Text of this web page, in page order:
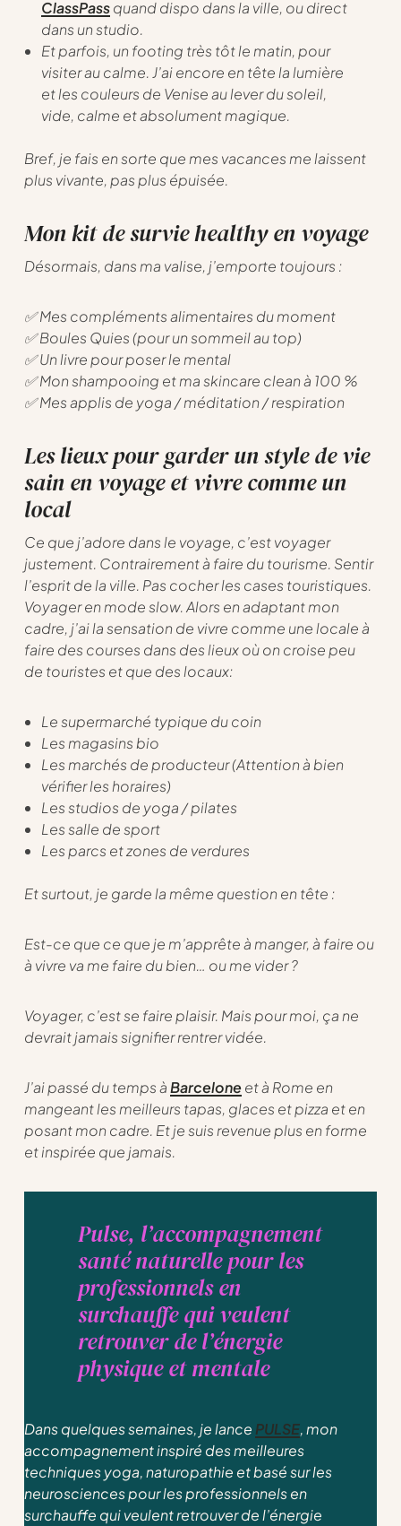
ClassPassquand dispo dans la ville, ou direct
dans un studio.
Et parfois, un footing très tôt le matin, pour
visiter au calme. J’ai encore en tête la lumière
et les couleurs de Venise au lever du soleil,
vide, calme et absolument magique.
Bref, je fais en sorte que mes vacances me laissent
plus vivante, pas plus épuisée.
Mon kit de survie healthy en voyage
Désormais, dans ma valise, j’emporte toujours :
✅ Mes compléments alimentaires du moment
✅ Boules Quies (pour un sommeil au top)
✅ Un livre pour poser le mental
✅ Mon shampooing et ma skincare clean à 100 %
✅ Mes applis de yoga / méditation / respiration
Les lieux pour garder un style de vie
sain en voyage et vivre comme un
local
Ce que j’adore dans le voyage, c’est voyager
justement. Contrairement à faire du tourisme. Sentir
l’esprit de la ville. Pas cocher les cases touristiques.
Voyager en mode slow. Alors en adaptant mon
cadre, j’ai la sensation de vivre comme une locale à
faire des courses dans des lieux où on croise peu
de touristes et que des locaux:
Le supermarché typique du coin
Les magasins bio
Les marchés de producteur (Attention à bien
vérifier les horaires)
Les studios de yoga / pilates
Les salle de sport
Les parcs et zones de verdures
Et surtout, je garde la même question en tête :
Est-ce que ce que je m’apprête à manger, à faire ou
à vivre va me faire du bien… ou me vider ?
Voyager, c’est se faire plaisir. Mais pour moi, ça ne
devrait jamais signifier rentrer vidée.
J’ai passé du temps àBarceloneet à Rome en
mangeant les meilleurs tapas, glaces et pizza et en
posant mon cadre. Et je suis revenue plus en forme
et inspirée que jamais.
Pulse, l’accompagnement
santé naturelle pour les
professionnels en
surchauffe qui veulent
retrouver de l’énergie
physique et mentale
Dans quelques semaines, je lance PULSE, mon
accompagnement inspiré des meilleures
techniques yoga, naturopathie et basé sur les
neurosciences pour les professionnels en
surchauffe qui veulent retrouver de l’énergie